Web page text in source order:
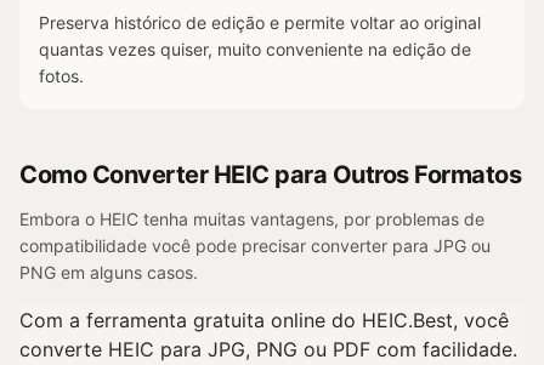
Preserva histórico de edição e permite voltar ao original
quantas vezes quiser, muito conveniente na edição de
fotos.
Como Converter HEIC para Outros Formatos
Embora o HEIC tenha muitas vantagens, por problemas de
compatibilidade você pode precisar converter para JPG ou
PNG em alguns casos.
Com a ferramenta gratuita online do HEIC.Best, você
converte HEIC para JPG, PNG ou PDF com facilidade.